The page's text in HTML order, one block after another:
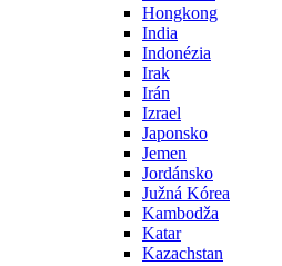
Hongkong
India
Indonézia
Irak
Irán
Izrael
Japonsko
Jemen
Jordánsko
Južná Kórea
Kambodža
Katar
Kazachstan